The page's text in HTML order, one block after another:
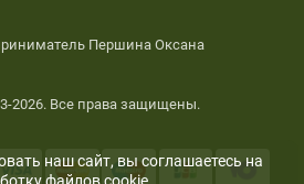
Першина Оксана
2026. Все права защищены.
наш сайт, вы соглашаетесь на
файлов cookie